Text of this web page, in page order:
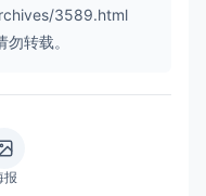
3589.html
转载。
报